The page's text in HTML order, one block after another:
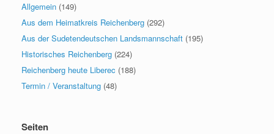
Allgemein (149)
Aus dem Heimatkreis Reichenberg (292)
Aus der Sudetendeutschen Landsmannschaft (195)
Historisches Reichenberg (224)
Reichenberg heute Liberec (188)
Termin / Veranstaltung (48)
Seiten